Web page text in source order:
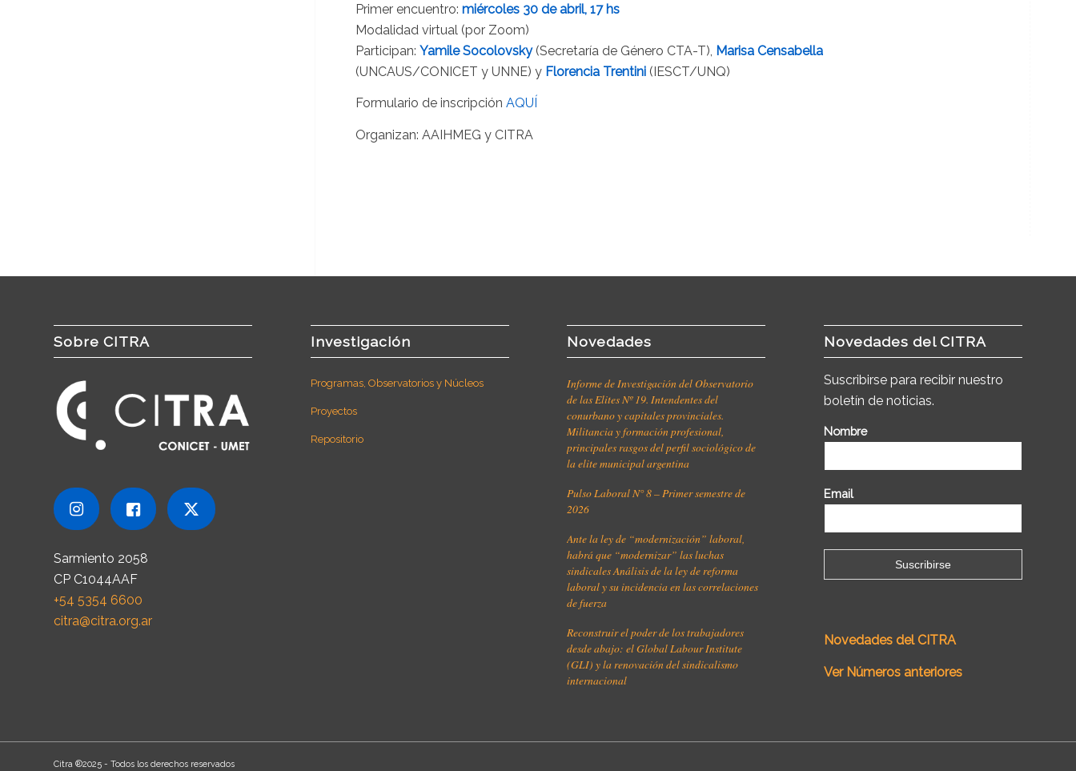
Primer encuentro: miércoles 30 de abril, 17 hs
Modalidad virtual (por Zoom)
Participan: Yamile Socolovsky(Secretaría de Género CTA-T), Marisa Censabella
(UNCAUS/CONICET y UNNE) y Florencia Trentini(IESCT/UNQ)
Formulario de inscripción AQUÍ
Organizan: AAIHMEG y CITRA
Sobre CITRA
Sarmiento 2058
CP C1044AAF
+54 5354 6600
citra@citra.org.ar
Investigación
Programas, Observatorios y Núcleos
Proyectos
Repositorio
Novedades
Informe de Investigación del Observatorio
de las Elites Nº 19. Intendentes del
conurbano y capitales provinciales.
Militancia y formación profesional,
principales rasgos del perfil sociológico de
la elite municipal argentina
Pulso Laboral N° 8 – Primer semestre de
2026
Ante la ley de “modernización” laboral,
habrá que “modernizar” las luchas
sindicales Análisis de la ley de reforma
laboral y su incidencia en las correlaciones
de fuerza
Reconstruir el poder de los trabajadores
desde abajo: el Global Labour Institute
(GLI) y la renovación del sindicalismo
internacional
Novedades del CITRA
Suscribirse para recibir nuestro
boletín de noticias.
Nombre
Email
Novedades del CITRA
Ver Números anteriores
Citra ®2025 - Todos los derechos reservados